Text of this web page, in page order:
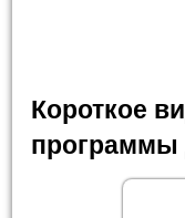
Короткое
программы